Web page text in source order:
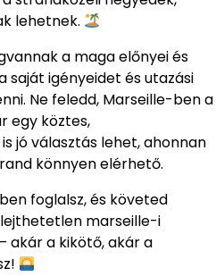
lehetnek.
a maga előnyei és
saját igényeidet és utazási
Ne feledd, Marseille-ben a
egy köztes,
jó választás lehet, ahonnan
könnyen elérhető.
foglalsz, és követed
marseille-i
akár a kikötő, akár a